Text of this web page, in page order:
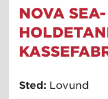
Kontakt
NOVA
Sted: Lovund